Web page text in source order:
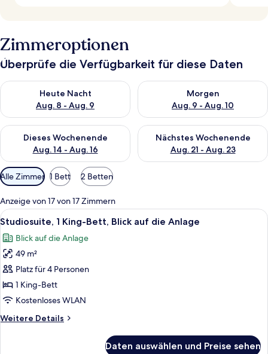
Zimmeroptionen
Überprüfe die Verfügbarkeit für diese Daten
Heute Nacht
Aug. 8 - Aug. 9
Überprüfe die Verfügbarkeit für heute Nacht, Aug. 8 - Aug. 9.
Morgen
Aug. 9 - Aug. 10
Überprüfe die Verfügbarkeit
Dieses Wochenende
Aug. 14 - Aug. 16
Überprüfe die Verfügbarkeit für dieses Wochenende, Aug. 14
Nächstes Wochenende
Aug. 21 - Aug. 23
Überprüfe die Verfügbarkeit
Verfügbare
Filter
für
Zimmer
Alle Zimmer 1 Bett 2 Betten
Anzeige von 17 von 17 Zimmern
Alle
Fotos
für
Studiosuite,
1 King-
Bett,
Blick
die
Ein modernes Hotelzimmer mit Bett,
7
Studiosuite, 1 King-Bett, Blick auf die Anlage
Blick auf die Anlage
49 m²
Platz für 4 Personen
1 King-Bett
Kostenloses WLAN
Weitere Details
Weitere
Daten auswählen und Preise sehen